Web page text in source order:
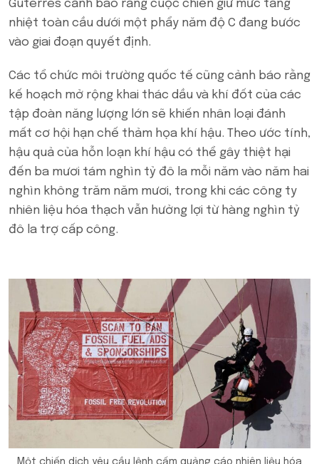
Guterres cảnh báo rằng cuộc chiến giữ mức tăng
nhiệt toàn cầu dưới một phẩy năm độ C đang bước
vào giai đoạn quyết định.
Các tổ chức môi trường quốc tế cũng cảnh báo rằng
kế hoạch mở rộng khai thác dầu và khí đốt của các
tập đoàn năng lượng lớn sẽ khiến nhân loại đánh
mất cơ hội hạn chế thảm họa khí hậu. Theo ước tính,
hậu quả của hỗn loạn khí hậu có thể gây thiệt hại
đến ba mươi tám nghìn tỷ đô la mỗi năm vào năm hai
nghìn không trăm năm mươi, trong khi các công ty
nhiên liệu hóa thạch vẫn hưởng lợi từ hàng nghìn tỷ
đô la trợ cấp công.
Một chiến dịch yêu cầu lệnh cấm quảng cáo nhiên liệu hóa